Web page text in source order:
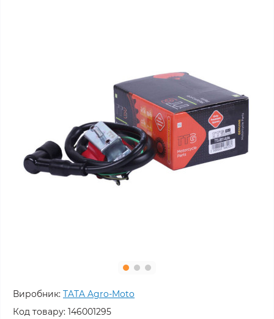
Виробник: TATA Agro-Moto
Код товару: 146001295